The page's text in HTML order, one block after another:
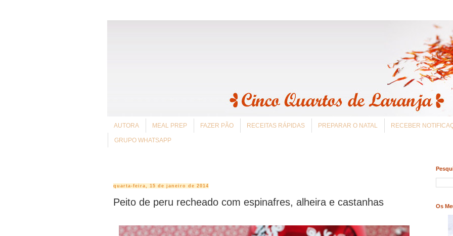
AUTORA MEAL PREP FAZER PÃO RECEITAS RÁPIDAS PREPARAR O NATAL RECEBER
GRUPO WHATSAPP
quarta-feira, 15 de janeiro de 2014
Peito de peru recheado com espinafres, alheira e castanhas Os